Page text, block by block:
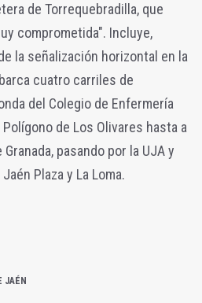
de Torrequebradilla, que
comprometida". Incluye,
la señalización horizontal en la
cuatro carriles de
del Colegio de Enfermería
de Los Olivares hasta a
pasando por la UJA y
Plaza y La Loma.
JAÉN